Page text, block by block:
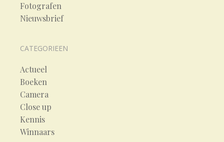
Fotografen
Nieuwsbrief
CATEGORIEEN
Actueel
Boeken
Camera
Close up
Kennis
Winnaars